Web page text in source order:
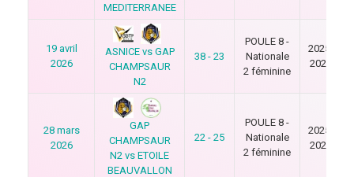
MEDITERRANEE
19 avril
2026
ASNICE vs GAP
CHAMPSAUR
N2
38 - 23
POULE 8 -
Nationale
2 féminine
2025-
2026
28 mars
2026
GAP
CHAMPSAUR
N2 vs ETOILE
BEAUVALLON
22 - 25
POULE 8 -
Nationale
2 féminine
2025-
2026